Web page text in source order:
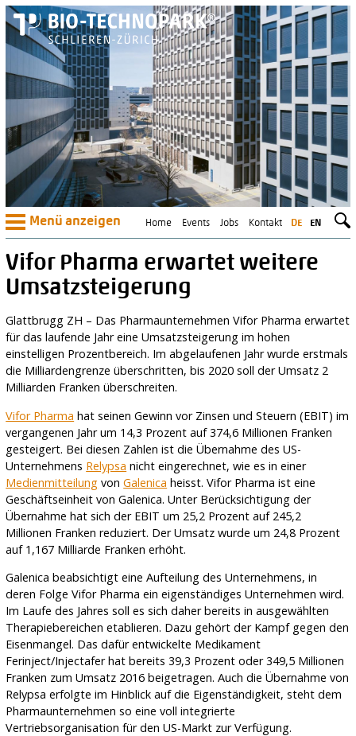
Menü anzeigen DE EN
Home Events Jobs Kontakt
Vifor Pharma erwartet weitere
Umsatzsteigerung
Glattbrugg ZH – Das Pharmaunternehmen Vifor Pharma erwartet
für das laufende Jahr eine Umsatzsteigerung im hohen
einstelligen Prozentbereich. Im abgelaufenen Jahr wurde erstmals
die Milliardengrenze überschritten, bis 2020 soll der Umsatz 2
Milliarden Franken überschreiten.
Vifor Pharma hat seinen Gewinn vor Zinsen und Steuern (EBIT) im
vergangenen Jahr um 14,3 Prozent auf 374,6 Millionen Franken
gesteigert. Bei diesen Zahlen ist die Übernahme des US-
Unternehmens Relypsa nicht eingerechnet, wie es in einer
Medienmitteilung vonGalenica heisst. Vifor Pharma ist eine
Geschäftseinheit von Galenica. Unter Berücksichtigung der
Übernahme hat sich der EBIT um 25,2 Prozent auf 245,2
Millionen Franken reduziert. Der Umsatz wurde um 24,8 Prozent
auf 1,167 Milliarde Franken erhöht.
Galenica beabsichtigt eine Aufteilung des Unternehmens, in
deren Folge Vifor Pharma ein eigenständiges Unternehmen wird.
Im Laufe des Jahres soll es sich daher bereits in ausgewählten
Therapiebereichen etablieren. Dazu gehört der Kampf gegen den
Eisenmangel. Das dafür entwickelte Medikament
Ferinject/Injectafer hat bereits 39,3 Prozent oder 349,5 Millionen
Franken zum Umsatz 2016 beigetragen. Auch die Übernahme von
Relypsa erfolgte im Hinblick auf die Eigenständigkeit, steht dem
Pharmaunternehmen so eine voll integrierte
Vertriebsorganisation für den US-Markt zur Verfügung.